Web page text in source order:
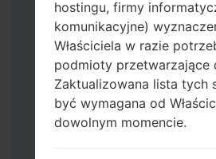
AP: "System &
CP: "Modem & Radio"
CSC_***: "Country &
HOME_CSC_***:
Operator"
Dodaj wszystkie pliki w
Jeśli chcesz wyczyścić
hostingu, firmy
komunikacyjne)
Właściciela w razie
podmioty przetwarzające
Zaktualizowana lista tych
być wymagana od
dowolnym momencie.